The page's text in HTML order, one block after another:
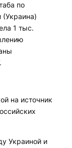
по
1 тыс.
на источник
Украиной и